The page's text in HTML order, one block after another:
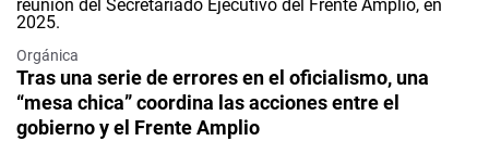
Orgánica
Tras una serie de errores en el oficialismo, una
“mesa chica” coordina las acciones entre el
gobierno y el Frente Amplio